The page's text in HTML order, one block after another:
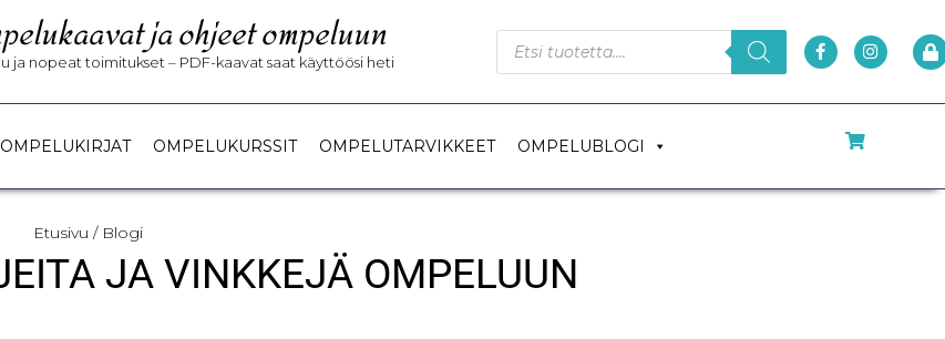
ja ohjeet ompeluun
ja nopeat toimitukset – PDF-kaavat saat käyttöösi heti
OMPELUKIRJAT OMPELUKURSSIT OMPELUTARVIKKEET OMPELUBLOGI
Etusivu / Blogi
JA VINKKEJÄ OMPELUUN